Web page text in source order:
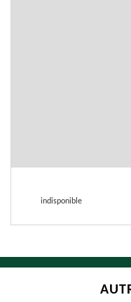
indisponible